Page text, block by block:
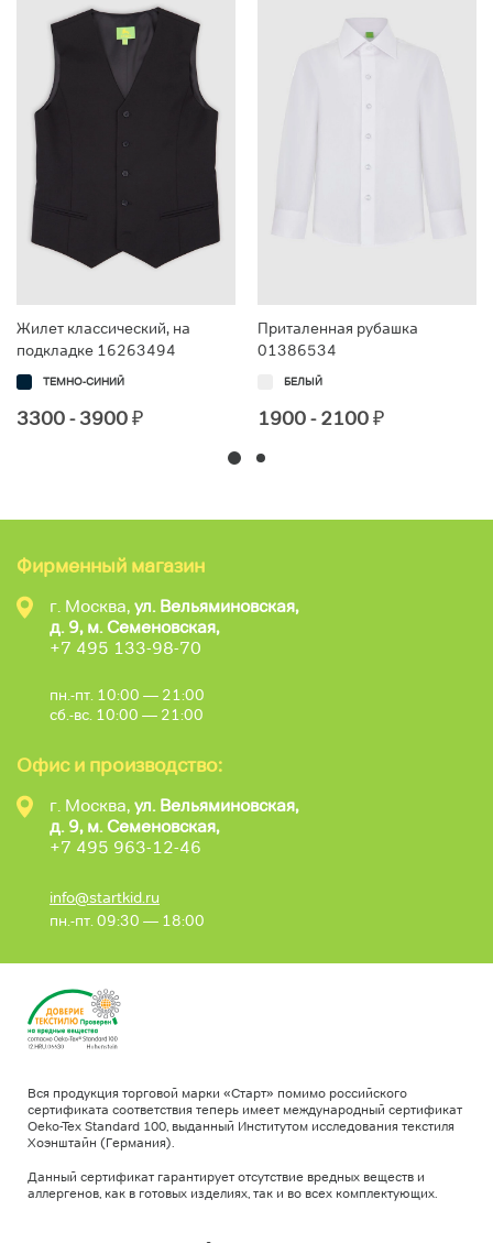
Жилет классический, на
подкладке 16263494
ТЕМНО-СИНИЙ
3300 - 3900₽
Приталенная рубашка
01386534
БЕЛЫЙ
1900 - 2100₽
Фирменный магазин
г. Москва, ул. Вельяминовская,
д. 9, м. Семеновская,
+7 495 133-98-70
пн.-пт. 10:00 — 21:00
сб.-вс. 10:00 — 21:00
Офис и производство:
г. Москва, ул. Вельяминовская,
д. 9, м. Семеновская,
+7 495 963-12-46
info@startkid.ru
пн.-пт. 09:30 — 18:00
Вся продукция торговой марки «Старт» помимо российского
сертификата соответствия теперь имеет международный сертификат
Oeko-Tex Standard 100, выданный Институтом исследования текстиля
Хоэнштайн (Германия).
Данный сертификат гарантирует отсутствие вредных веществ и
аллергенов, как в готовых изделиях, так и во всех комплектующих.